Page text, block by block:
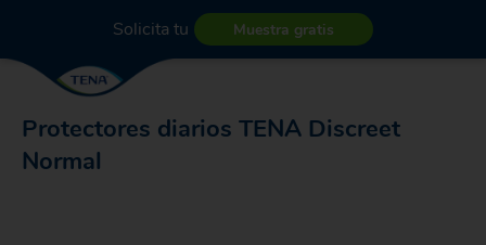
Solicita tu Muestra gratis
Protectores diarios TENA Discreet
Normal